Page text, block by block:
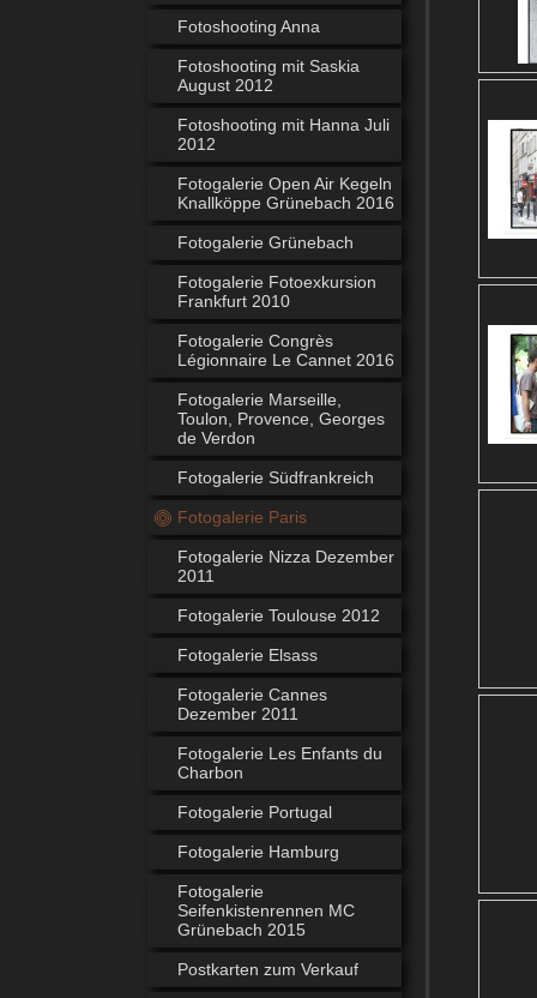
Fotoshooting Anna
Fotoshooting mit Saskia
August 2012
Fotoshooting mit Hanna Juli
2012
Fotogalerie Open Air Kegeln
Knallköppe Grünebach 2016
Fotogalerie Grünebach
Fotogalerie Fotoexkursion
Frankfurt 2010
Fotogalerie Congrès
Légionnaire Le Cannet 2016
Fotogalerie Marseille,
Toulon, Provence, Georges
de Verdon
Fotogalerie Südfrankreich
Fotogalerie Paris
Fotogalerie Nizza Dezember
2011
Fotogalerie Toulouse 2012
Fotogalerie Elsass
Fotogalerie Cannes
Dezember 2011
Fotogalerie Les Enfants du
Charbon
Fotogalerie Portugal
Fotogalerie Hamburg
Fotogalerie
Seifenkistenrennen MC
Grünebach 2015
Postkarten zum Verkauf